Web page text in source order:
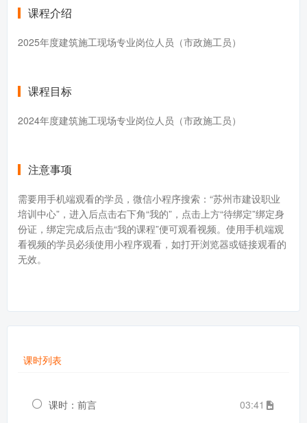
课程介绍
2025年度建筑施工现场专业岗位人员（市政施工员）
课程目标
2024年度建筑施工现场专业岗位人员（市政施工员）
注意事项
需要用手机端观看的学员，微信小程序搜索：“苏州市建设职业
培训中心”，进入后点击右下角“我的”，点击上方“待绑定”绑定身
份证，绑定完成后点击“我的课程”便可观看视频。使用手机端观
看视频的学员必须使用小程序观看，如打开浏览器或链接观看的
无效。
课时列表
课时：前言 03:41